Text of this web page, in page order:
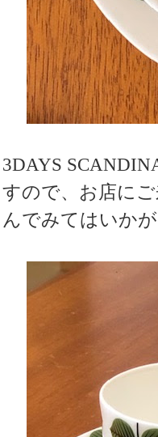
3DAYS
すので、お店に
んでみてはいか